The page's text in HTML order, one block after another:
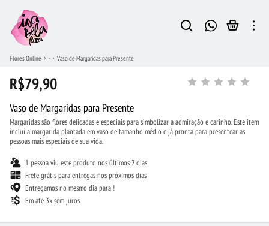
Flores Online - Vaso de Margaridas para Presente
R$79,90
Vaso de Margaridas para Presente
Margaridas são flores delicadas e especiais para simbolizar a admiração e carinho. Este item
inclui a margarida plantada em vaso de tamanho médio e já pronta para presentear as
pessoas mais especiais de sua vida.
1 pessoa viu este produto nos últimos 7 dias
Frete grátis para entregas nos próximos dias
Entregamos no mesmo dia para !
Em até 3x sem juros